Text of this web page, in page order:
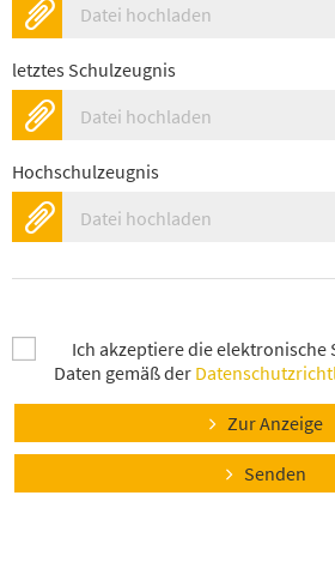
Datei hochladen
letztes Schulzeugnis
Datei hochladen
Hochschulzeugnis
Datei hochladen
Ich akzeptiere die elektronische
Daten gemäß der
Zur Anzeige
Senden